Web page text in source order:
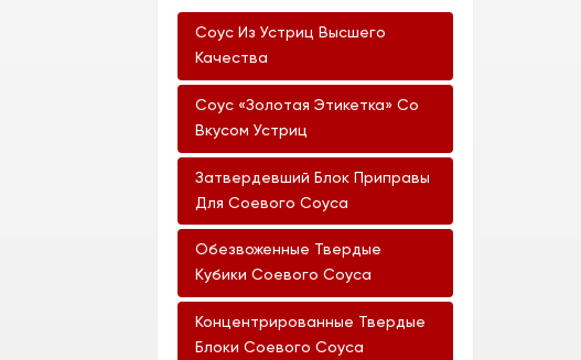
Соус Из Устриц Высшего
Качества
Соус «Золотая Этикетка» Со
Вкусом Устриц
Затвердевший Блок Приправы
Для Соевого Соуса
Обезвоженные Твердые
Кубики Соевого Соуса
Концентрированные Твердые
Блоки Соевого Соуса